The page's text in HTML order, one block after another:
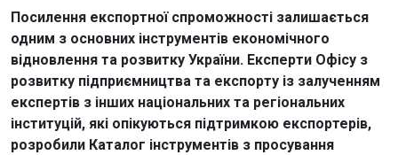
Посилення експортної спроможності залишається
одним з основних інструментів економічного
відновлення та розвитку України. Експерти Офісу з
розвитку підприємництва та експорту із залученням
експертів з інших національних та регіональних
інституцій, які опікуються підтримкою експортерів,
розробили Каталог інструментів з просування